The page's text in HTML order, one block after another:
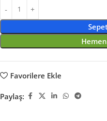
Favorilere Ekle
Paylaş: